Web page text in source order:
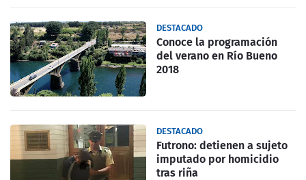
DESTACADO
Conoce la programación
del verano en Río Bueno
2018
DESTACADO
Futrono: detienen a sujeto
imputado por homicidio
tras riña